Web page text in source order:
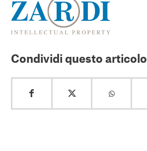
Condividi questo articolo